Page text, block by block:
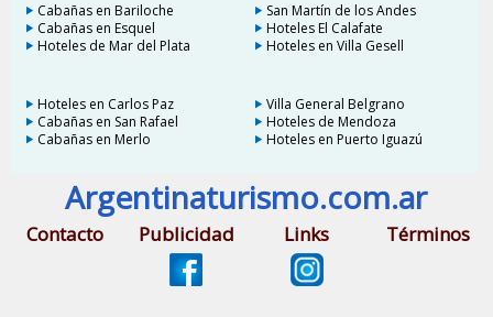
Cabañas en Bariloche
San Martín de los Andes
Cabañas en Esquel
Hoteles El Calafate
Hoteles de Mar del Plata
Hoteles en Villa Gesell
Hoteles en Carlos Paz
Villa General Belgrano
Cabañas en San Rafael
Hoteles de Mendoza
Cabañas en Merlo
Hoteles en Puerto Iguazú
Argentinaturismo.com.ar
Contacto Publicidad Links Términos